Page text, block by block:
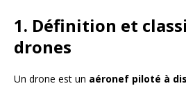
1. Définition et
drones
Un drone est un aéronef piloté à